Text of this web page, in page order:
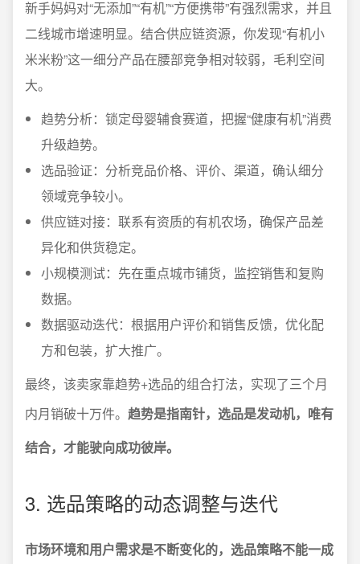
新手妈妈对“无添加”“有机”“方便携带”有强烈需求，并且
二线城市增速明显。结合供应链资源，你发现“有机小
米米粉”这一细分产品在腰部竞争相对较弱，毛利空间
大。
趋势分析：锁定母婴辅食赛道，把握“健康有机”消费
升级趋势。
选品验证：分析竞品价格、评价、渠道，确认细分
领域竞争较小。
供应链对接：联系有资质的有机农场，确保产品差
异化和供货稳定。
小规模测试：先在重点城市铺货，监控销售和复购
数据。
数据驱动迭代：根据用户评价和销售反馈，优化配
方和包装，扩大推广。
最终，该卖家靠趋势+选品的组合打法，实现了三个月
内月销破十万件。 趋势是指南针，选品是发动机，唯有
结合，才能驶向成功彼岸。
3. 选品策略的动态调整与迭代
市场环境和用户需求是不断变化的，选品策略不能一成